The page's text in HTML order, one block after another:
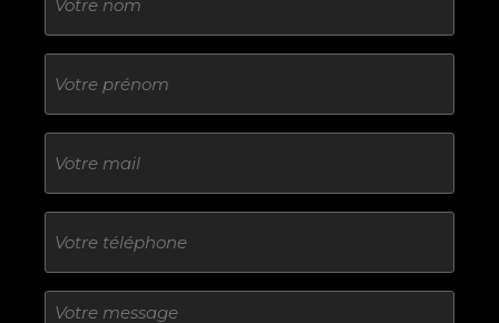
Sans
titre
E-
mail
Téléphone
Sans